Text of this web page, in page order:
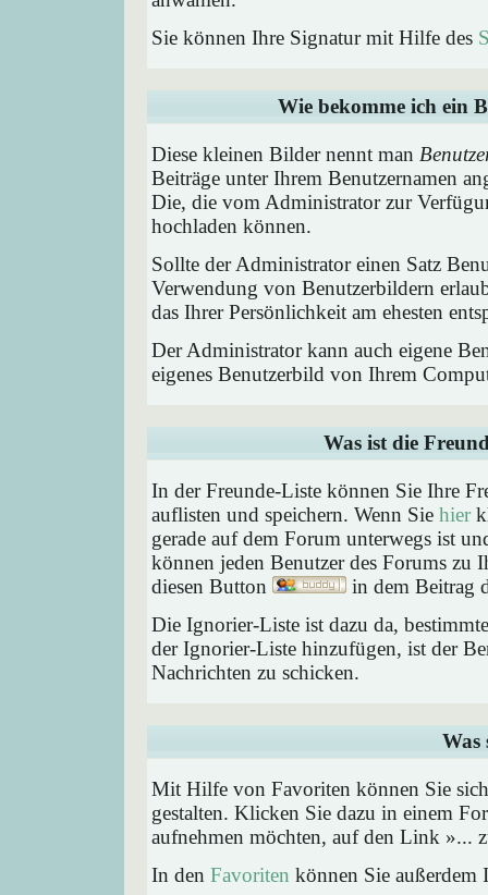
Sie können Ihre Signatur mit Hilfe des
Wie bekomme ich ein
Diese kleinen Bilder nennt man
Beiträge unter Ihrem Benutzernamen
Die, die vom Administrator zur
hochladen können.
Sollte der Administrator einen Satz
Verwendung von Benutzerbildern
das Ihrer Persönlichkeit am ehesten
Der Administrator kann auch eigene
eigenes Benutzerbild von Ihrem
Was ist die
In der Freunde-Liste können Sie Ihre
auflisten und speichern. Wenn Sie hier
gerade auf dem Forum unterwegs ist
können jeden Benutzer des Forums zu
diesen Button
in dem Beitrag
Die Ignorier-Liste ist dazu da,
der Ignorier-Liste hinzufügen, ist der
Nachrichten zu schicken.
Was
Mit Hilfe von Favoriten können Sie
gestalten. Klicken Sie dazu in einem
aufnehmen möchten, auf den Link »...
In den Favoriten können Sie